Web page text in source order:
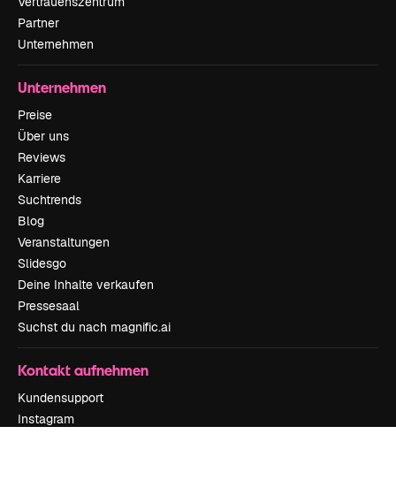
Partner
Unternehmen
Unternehmen
Preise
Über uns
Reviews
Karriere
Suchtrends
Blog
Veranstaltungen
Slidesgo
Deine Inhalte verkaufen
Pressesaal
Suchst du nach magnific.ai
Kontakt aufnehmen
Kundensupport
Instagram